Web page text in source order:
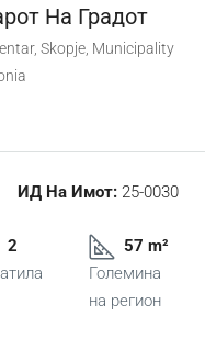
На Градот
Skopje, Municipality
ИД На Имот: 25-0030
2
57 m²
Големина
на регион